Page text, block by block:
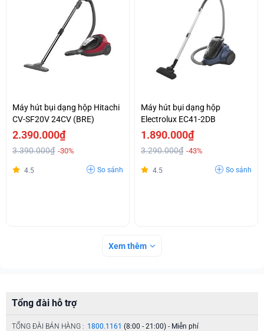
Máy hút bụi dạng hộp Hitachi
CV-SF20V 24CV (BRE)
2.390.000₫
3.390.000₫ -30%
4.5 So sánh
Máy hút bụi dạng hộp
Electrolux EC41-2DB
1.890.000₫
3.290.000₫ -43%
4.5 So sánh
Xem thêm
Tổng đài hỗ trợ
TỔNG ĐÀI BÁN HÀNG : 1800.1161 (8:00 - 21:00) - Miễn phí